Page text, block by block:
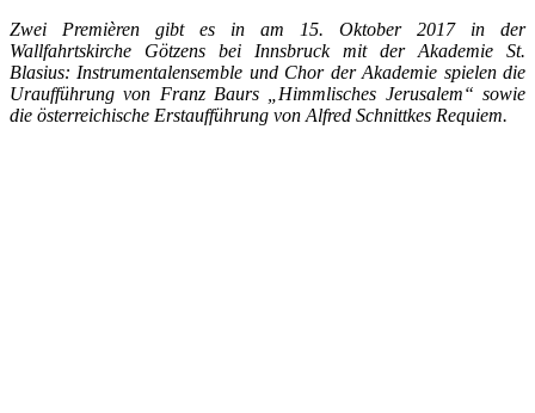
Zwei Premièren gibt es in am 15. Oktober 2017 in der
Wallfahrtskirche Götzens bei Innsbruck mit der Akademie St.
Blasius: Instrumentalensemble und Chor der Akademie spielen die
Uraufführung von Franz Baurs „Himmlisches Jerusalem“ sowie
die österreichische Erstaufführung von Alfred Schnittkes Requiem.